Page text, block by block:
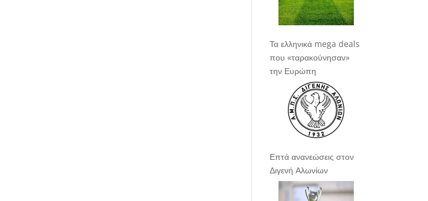
Τα ελληνικά mega deals
που «ταρακούνησαν»
την Ευρώπη
Επτά ανανεώσεις στον
Διγενή Αλωνίων